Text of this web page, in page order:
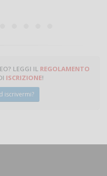
LEGGI IL REGOLAMENTO
ISCRIZIONE!
iscrivermi?